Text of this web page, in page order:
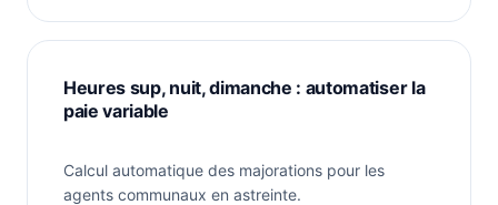
Heures sup, nuit, dimanche : automatiser la
paie variable
Calcul automatique des majorations pour les
agents communaux en astreinte.